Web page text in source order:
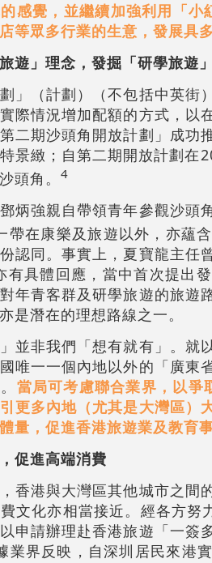
感覺，並繼續加強利用「小
等眾多行業的生意，發展具
遊」理念，發掘「研學旅遊
」（計劃）（不包括中英
際情況增加配額的方式，以
二期沙頭角開放計劃」成功
景緻；自第二期開放計劃在
頭角。
4
炳強親自帶領青年參觀沙頭
帶在康樂及旅遊以外，亦蘊
認同。事實上，夏寶龍主任
具體回應，當中首次提出
年青客群及研學旅遊的旅遊
是潛在的理想路線之一。
並非我們「想有就有」。就
唯一一個內地以外的「廣東
當局可考慮聯合業界，以爭
更多內地（尤其是大灣區）
量，促進香港旅遊業及教育
促進高端消費
香港與大灣區其他城市之間
文化亦相當接近。經各方
申請辦理赴香港旅遊「一簽
業界反映，自深圳居民來港